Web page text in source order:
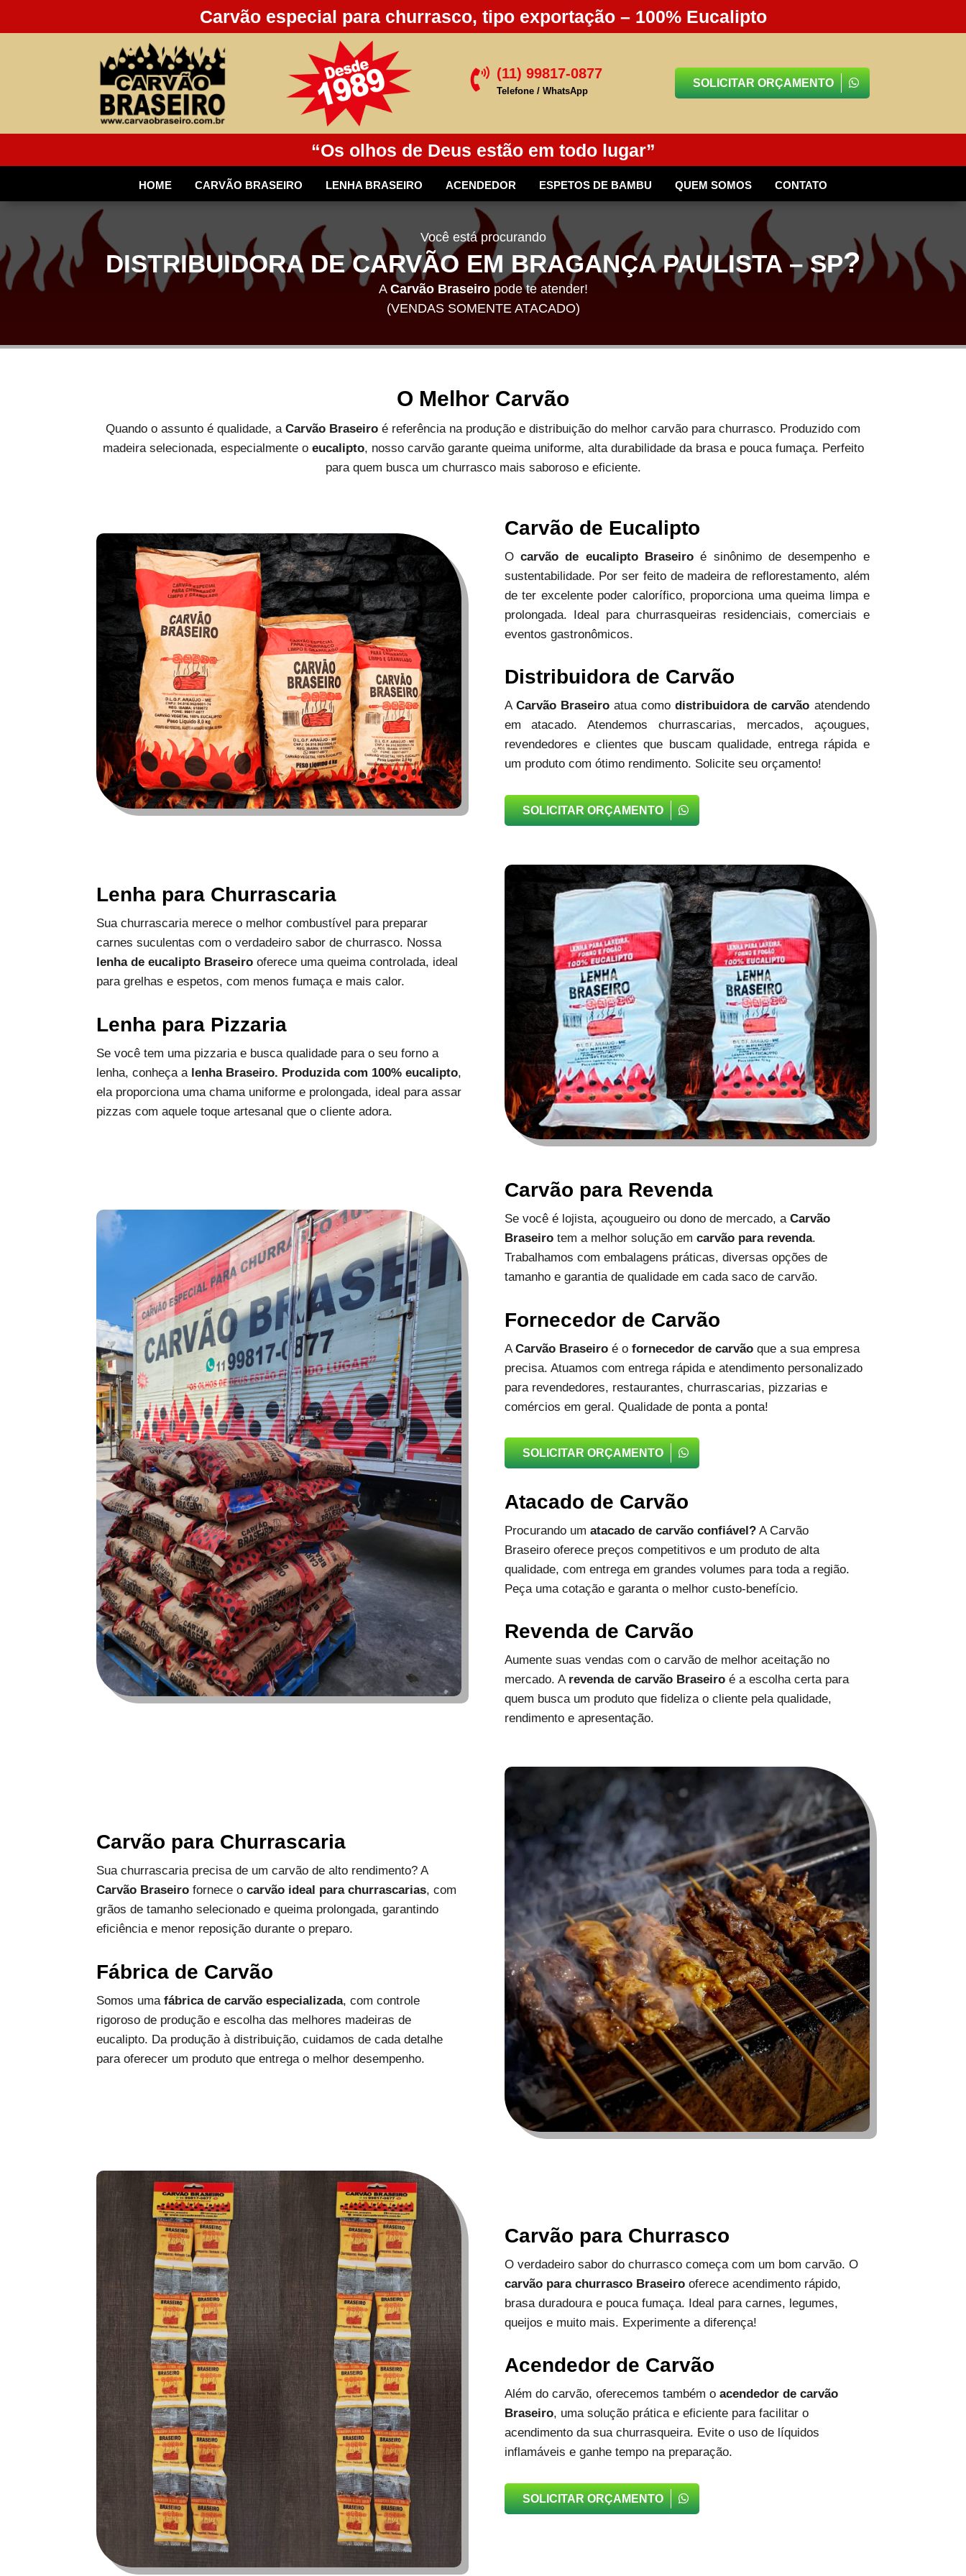
Carvão especial para churrasco, tipo exportação – 100% Eucalipto
 (11) 99817-0877
Telefone / WhatsApp
SOLICITAR ORÇAMENTO
“Os olhos de Deus estão em todo lugar”
HOME CARVÃO BRASEIRO LENHA BRASEIRO ACENDEDOR ESPETOS DE BAMBU QUEM SOMOS CONTATO
Você está procurando
DISTRIBUIDORA DE CARVÃO EM BRAGANÇA PAULISTA – SP?
A Carvão Braseiropode te atender!
(VENDAS SOMENTE ATACADO)
O Melhor Carvão
Quando o assunto é qualidade, a Carvão Braseiro é referência na produção e distribuição do melhor carvão para churrasco. Produzido com
madeira selecionada, especialmente o eucalipto, nosso carvão garante queima uniforme, alta durabilidade da brasa e pouca fumaça. Perfeito
para quem busca um churrasco mais saboroso e eficiente.
Carvão de Eucalipto
O carvão de eucalipto Braseiroé sinônimo de desempenho e
sustentabilidade. Por ser feito de madeira de reflorestamento, além
de ter excelente poder calorífico, proporciona uma queima limpa e
prolongada. Ideal para churrasqueiras residenciais, comerciais e
eventos gastronômicos.
Distribuidora de Carvão
A Carvão Braseiroatua comodistribuidora de carvão atendendo
em atacado. Atendemos churrascarias, mercados, açougues,
revendedores e clientes que buscam qualidade, entrega rápida e
um produto com ótimo rendimento. Solicite seu orçamento!
SOLICITAR ORÇAMENTO
Lenha para Churrascaria
Sua churrascaria merece o melhor combustível para preparar
carnes suculentas com o verdadeiro sabor de churrasco. Nossa
lenha de eucalipto Braseiro oferece uma queima controlada, ideal
para grelhas e espetos, com menos fumaça e mais calor.
Lenha para Pizzaria
Se você tem uma pizzaria e busca qualidade para o seu forno a
lenha, conheça a lenha Braseiro. Produzida com 100% eucalipto,
ela proporciona uma chama uniforme e prolongada, ideal para assar
pizzas com aquele toque artesanal que o cliente adora.
Carvão para Revenda
Se você é lojista, açougueiro ou dono de mercado, a Carvão
Braseirotem a melhor solução em carvão para revenda.
Trabalhamos com embalagens práticas, diversas opções de
tamanho e garantia de qualidade em cada saco de carvão.
Fornecedor de Carvão
A Carvão Braseiroé o fornecedor de carvãoque a sua empresa
precisa. Atuamos com entrega rápida e atendimento personalizado
para revendedores, restaurantes, churrascarias, pizzarias e
comércios em geral. Qualidade de ponta a ponta!
SOLICITAR ORÇAMENTO
Atacado de Carvão
Procurando um atacado de carvão confiável?A Carvão
Braseiro oferece preços competitivos e um produto de alta
qualidade, com entrega em grandes volumes para toda a região.
Peça uma cotação e garanta o melhor custo-benefício.
Revenda de Carvão
Aumente suas vendas com o carvão de melhor aceitação no
mercado. A revenda de carvão Braseiroé a escolha certa para
quem busca um produto que fideliza o cliente pela qualidade,
rendimento e apresentação.
Carvão para Churrascaria
Sua churrascaria precisa de um carvão de alto rendimento? A
Carvão Braseiro fornece ocarvão ideal para churrascarias, com
grãos de tamanho selecionado e queima prolongada, garantindo
eficiência e menor reposição durante o preparo.
Fábrica de Carvão
Somos umafábrica de carvão especializada, com controle
rigoroso de produção e escolha das melhores madeiras de
eucalipto. Da produção à distribuição, cuidamos de cada detalhe
para oferecer um produto que entrega o melhor desempenho.
Carvão para Churrasco
O verdadeiro sabor do churrasco começa com um bom carvão. O
carvão para churrasco Braseirooferece acendimento rápido,
brasa duradoura e pouca fumaça. Ideal para carnes, legumes,
queijos e muito mais. Experimente a diferença!
Acendedor de Carvão
Além do carvão, oferecemos também o acendedor de carvão
Braseiro, uma solução prática e eficiente para facilitar o
acendimento da sua churrasqueira. Evite o uso de líquidos
inflamáveis e ganhe tempo na preparação.
SOLICITAR ORÇAMENTO